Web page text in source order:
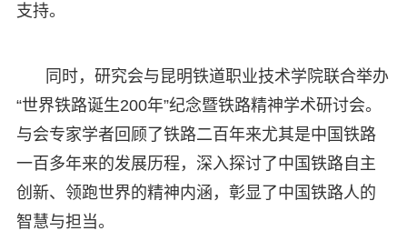
支持。
同时，研究会与昆明铁道职业技术学院联合举办
“世界铁路诞生200年”纪念暨铁路精神学术研讨会。
与会专家学者回顾了铁路二百年来尤其是中国铁路
一百多年来的发展历程，深入探讨了中国铁路自主
创新、领跑世界的精神内涵，彰显了中国铁路人的
智慧与担当。